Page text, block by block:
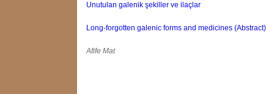
Unutulan galenik şekiller ve ilaçlar
Long-forgotten galenic forms and medicines (Abstract)
Afife Mat